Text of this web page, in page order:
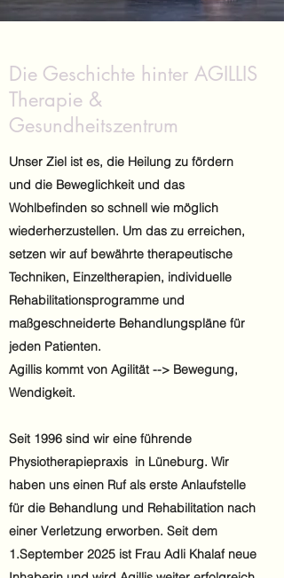
Die Geschichte hinter AGILLIS
Therapie &
Gesundheitszentrum
Unser Ziel ist es, die Heilung zu fördern
und die Beweglichkeit und das
Wohlbefinden so schnell wie möglich
wiederherzustellen. Um das zu erreichen,
setzen wir auf bewährte therapeutische
Techniken, Einzeltherapien, individuelle
Rehabilitationsprogramme und
maßgeschneiderte Behandlungspläne für
jeden Patienten.
Agillis kommt von Agilität --> Bewegung,
Wendigkeit.
Seit 1996 sind wir eine führende
Physiotherapiepraxis in Lüneburg. Wir
haben uns einen Ruf als erste Anlaufstelle
für die Behandlung und Rehabilitation nach
einer Verletzung erworben. Seit dem
1.September 2025 ist Frau Adli Khalaf neue